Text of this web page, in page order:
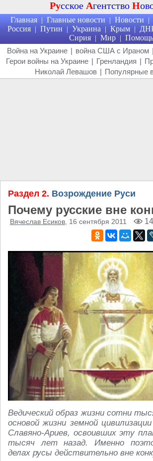
Русское Агентство Н
Главная | Главные новости | Новости |
Россия | Путин | Украина | Крым |
Сирия | Мир | Помощь
Война на Украине | война США с Ираном |
Герои войны на Украине | Гренландия |
Николай Левашов | Популярные
Раздел 2. Возрождение Руси
Почему русские вне
Вячеслав Есиков , 16 сентября 2011
Ведический образ жизни сотни
основой жизни земной
Славяно-Ариев, освоивших эту
тысяч лет назад. Именно
делах русы действительно вне